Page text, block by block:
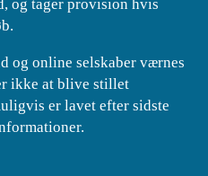
og tager provision hvis
og online selskaber værnes
ikke at blive stillet
er lavet efter sidste